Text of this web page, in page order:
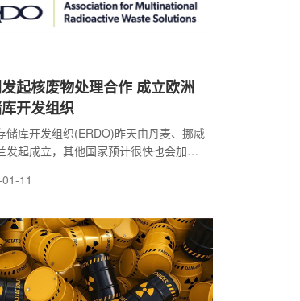
发起核废物处理合作 成立欧洲
开发组织
储库开发组织(ERDO)昨天由丹麦、挪威
发起成立，其他国家预计很快也会加
射性废物的共同挑战，包括建立共同的
11